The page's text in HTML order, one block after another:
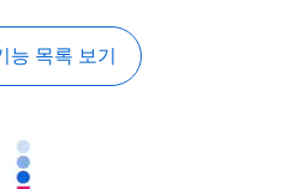
능 목록 보기